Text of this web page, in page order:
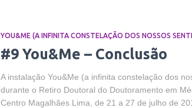
YOU&ME (A INFINITA CONSTELAÇÃO DOS NOSSOS
#9 You&Me – Conclusão
A instalação You&Me (a infinita constelação dos
durante o Retiro Doutoral do Doutoramento em
Centro Magalhães Lima, de 21 a 27 de julho de